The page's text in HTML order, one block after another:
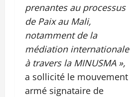
prenantes au processus
de Paix au Mali,
notamment de la
médiation internationale
à travers la MINUSMA »,
a sollicité le mouvement
armé signataire de